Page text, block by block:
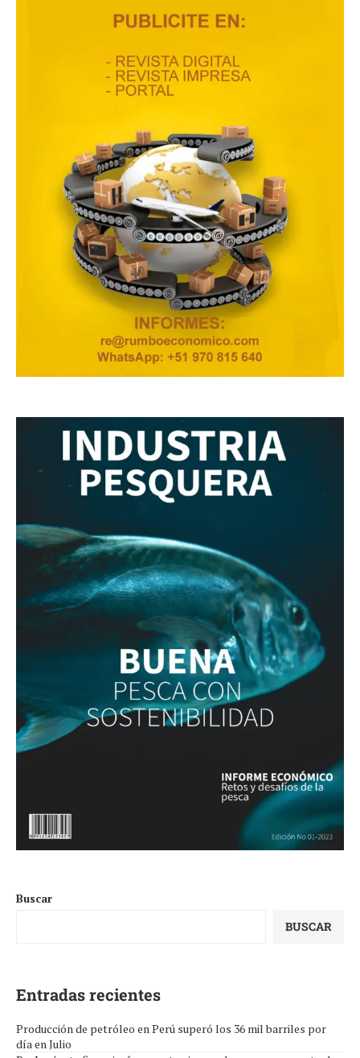
Buscar
BUSCAR
Entradas recientes
Producción de petróleo en Perú superó los 36 mil barriles por
día en Julio